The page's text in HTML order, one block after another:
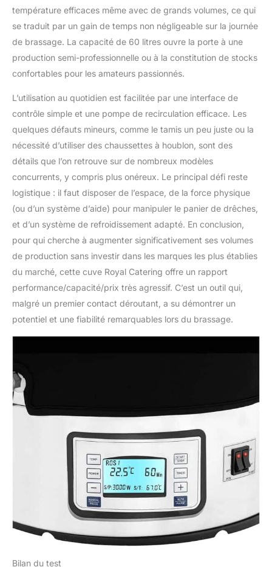
température efficaces même avec de grands volumes, ce qui
se traduit par un gain de temps non négligeable sur la journée
de brassage. La capacité de 60 litres ouvre la porte à une
production semi-professionnelle ou à la constitution de stocks
confortables pour les amateurs passionnés.
L’utilisation au quotidien est facilitée par une interface de
contrôle simple et une pompe de recirculation efficace. Les
quelques défauts mineurs, comme le tamis un peu juste ou la
nécessité d’utiliser des chaussettes à houblon, sont des
détails que l’on retrouve sur de nombreux modèles
concurrents, y compris plus onéreux. Le principal défi reste
logistique : il faut disposer de l’espace, de la force physique
(ou d’un système d’aide) pour manipuler le panier de drêches,
et d’un système de refroidissement adapté. En conclusion,
pour qui cherche à augmenter significativement ses volumes
de production sans investir dans les marques les plus établies
du marché, cette cuve Royal Catering offre un rapport
performance/capacité/prix très agressif. C’est un outil qui,
malgré un premier contact déroutant, a su démontrer un
potentiel et une fiabilité remarquables lors du brassage.
Bilan du test